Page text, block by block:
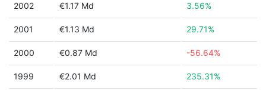
2002 €1.17 Md 3.56%
2001 €1.13 Md 29.71%
2000 €0.87 Md -56.64%
1999 €2.01 Md 235.31%